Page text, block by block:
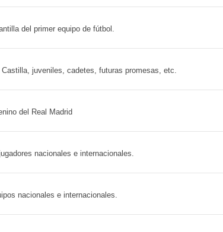
del primer equipo de fútbol.
Castilla, juveniles, cadetes, futuras promesas, etc.
del Real Madrid
nacionales e internacionales.
nacionales e internacionales.